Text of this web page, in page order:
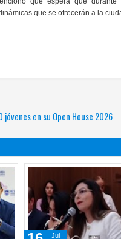
que se ofrecerán a la
jóvenes en su Open House 2026
Jul